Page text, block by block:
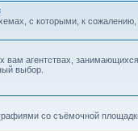
с которыми, к
вам агентствах,
выбор.
со съёмочной